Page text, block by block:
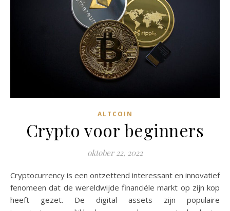
ALTCOIN
Crypto voor beginners
oktober 22, 2022
Cryptocurrency is een ontzettend interessant en innovatief
fenomeen dat de wereldwijde financiële markt op zijn kop
heeft gezet. De digital assets zijn populaire